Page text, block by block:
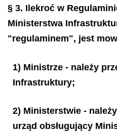
§ 3. Ilekroć w
Ministerstwa
"regulaminem", jest
1) Ministrze - należy
Infrastruktury;
2) Ministerstwie -
urząd obsługujący